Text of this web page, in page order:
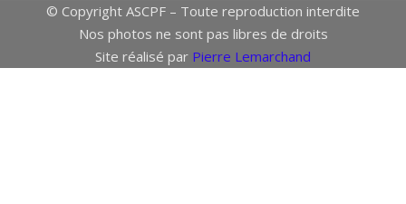
© Copyright ASCPF – Toute reproduction interdite
Nos photos ne sont pas libres de droits
Site réalisé par Pierre Lemarchand